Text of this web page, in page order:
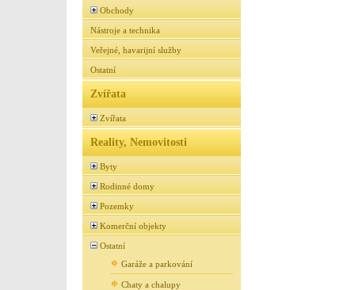
Obchody
Nástroje a technika
Veřejné, havarijní služby
Ostatní
Zvířata
Zvířata
Reality, Nemovitosti
Byty
Rodinné domy
Pozemky
Komerční objekty
Ostatní
Garáže a parkování
Chaty a chalupy